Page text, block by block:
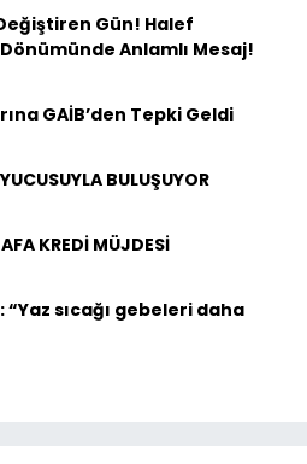
Gün! Halef
Anlamlı Mesaj!
GAİB’den Tepki Geldi
BULUŞUYOR
KREDİ MÜJDESİ
“Yaz sıcağı gebeleri daha